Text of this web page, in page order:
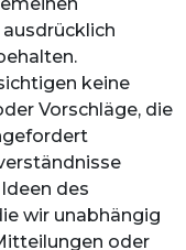
keine
Vorschläge, die
des
wir unabhängig
oder